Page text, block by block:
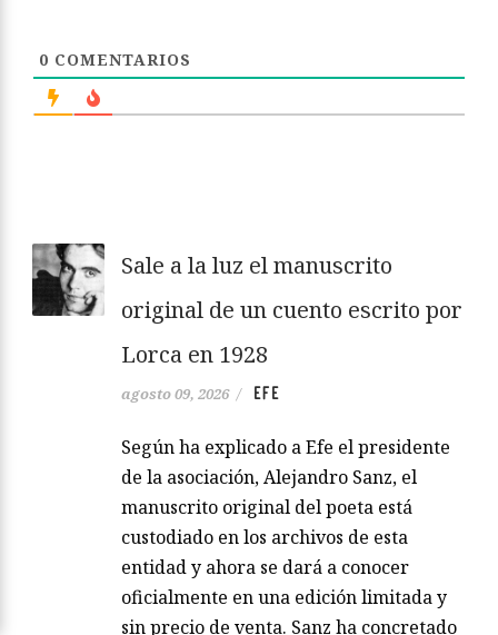
0 COMENTARIOS
Sale a la luz el manuscrito
original de un cuento escrito por
Lorca en 1928
agosto 09, 2026 / EFE
Según ha explicado a Efe el presidente
de la asociación, Alejandro Sanz, el
manuscrito original del poeta está
custodiado en los archivos de esta
entidad y ahora se dará a conocer
oficialmente en una edición limitada y
sin precio de venta. Sanz ha concretado